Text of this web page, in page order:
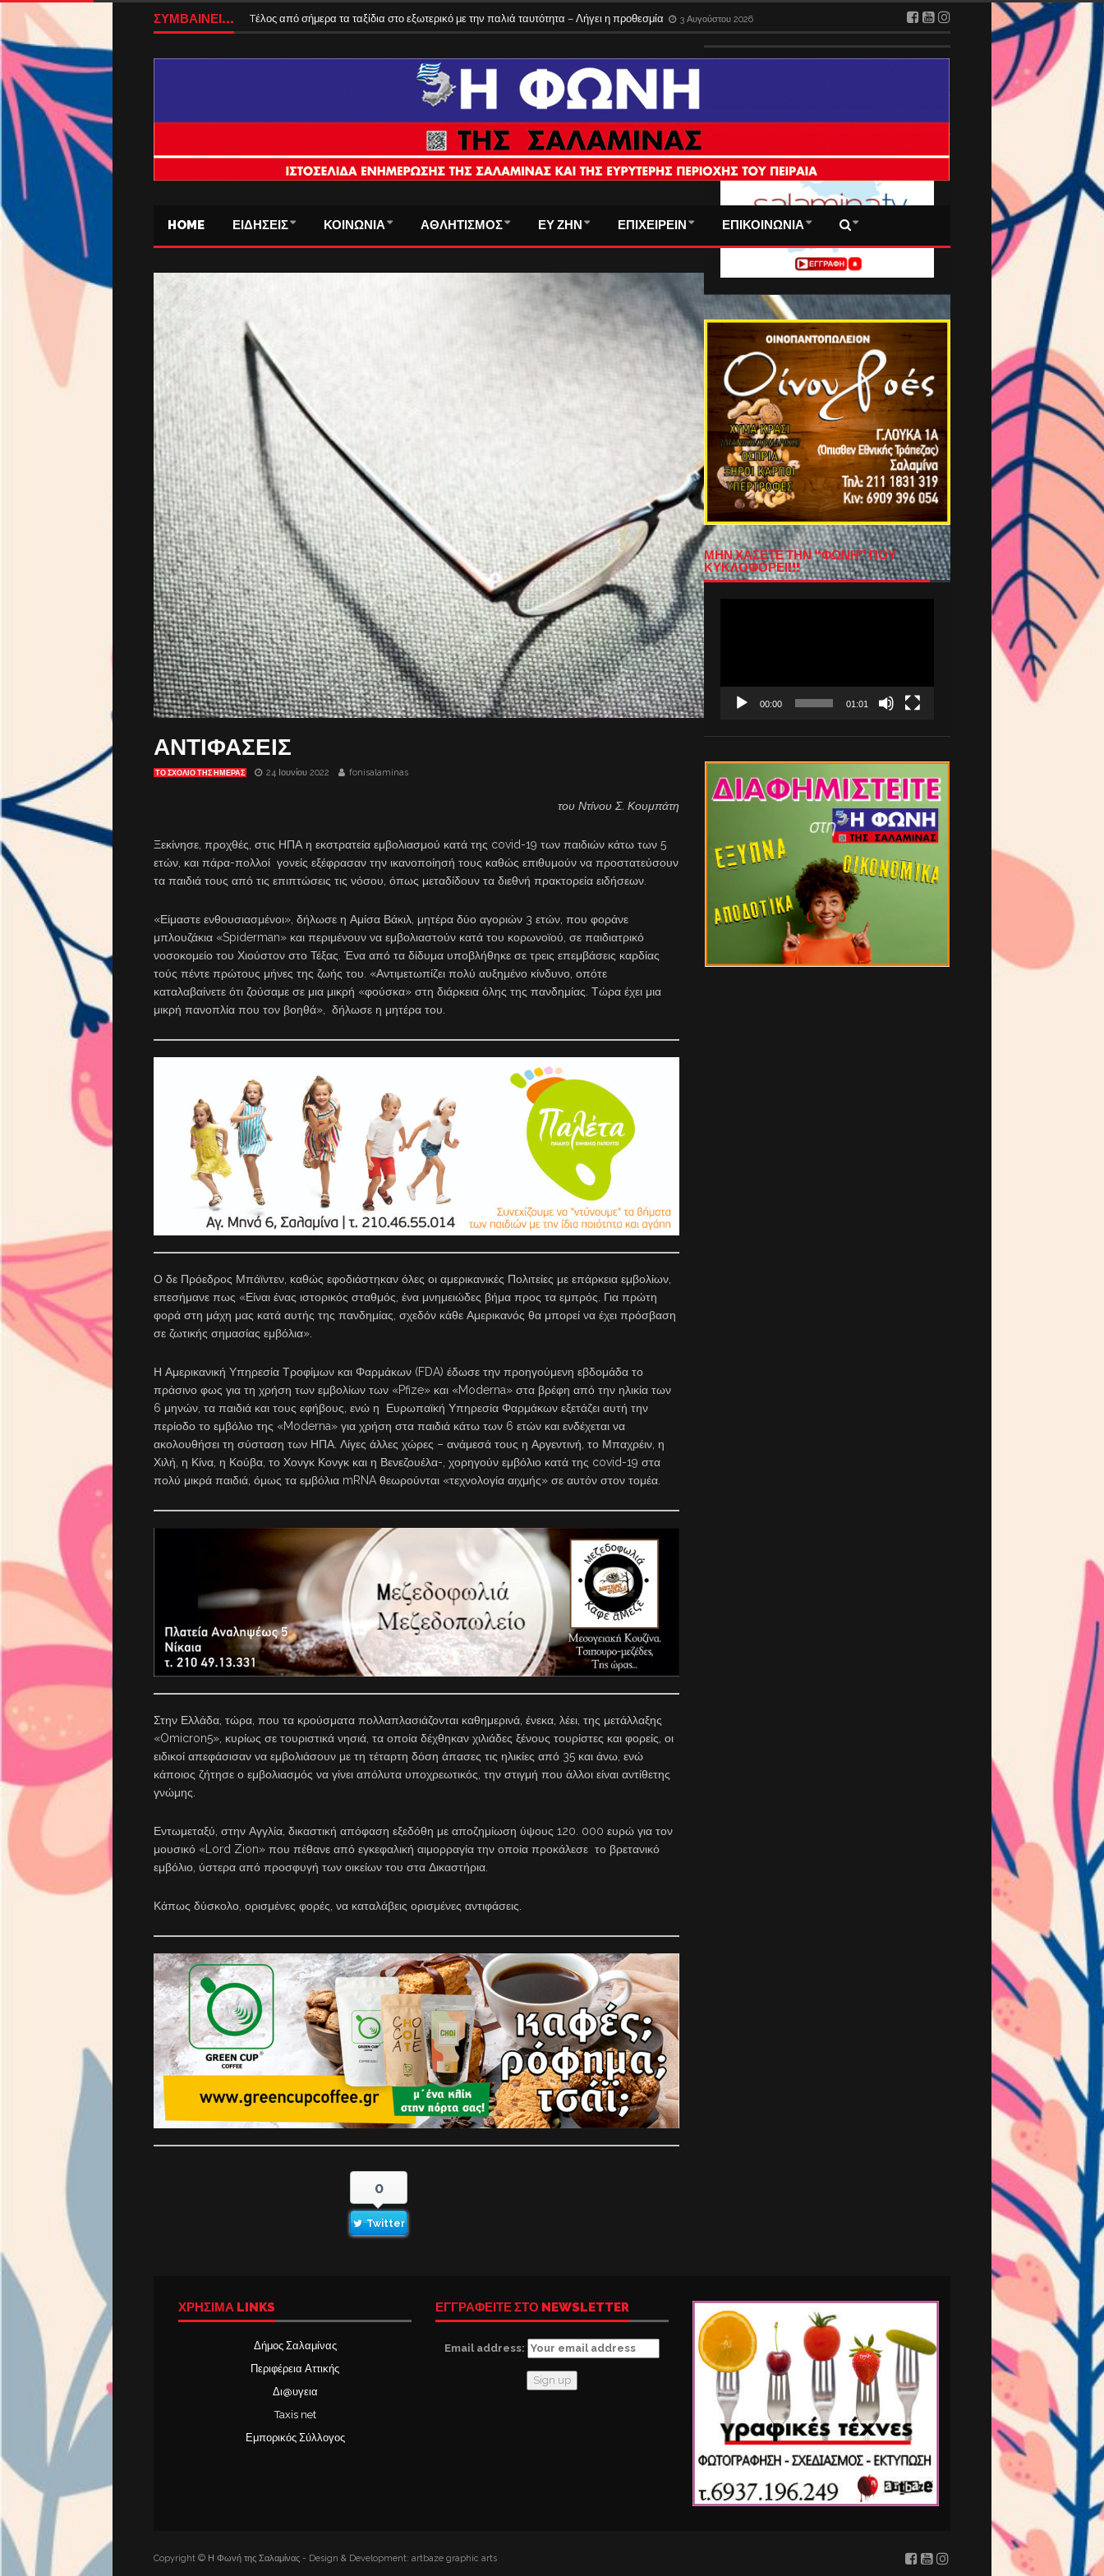
ΣΥΜΒΑΙΝΕΙ... Tέλος από σήμερα τα ταξίδια στο εξωτερικό με την παλιά ταυτότητα – Λήγει η προθεσμία 3 Αυγούστου 2026
HOME ΕΙΔΗΣΕΙΣ ΚΟΙΝΩΝΙΑ ΑΘΛΗΤΙΣΜΟΣ ΕΥ ΖΗΝ ΕΠΙΧΕΙΡΕΙΝ ΕΠΙΚΟΙΝΩΝΙΑ
ΑΝΤΙΦΑΣΕΙΣ
ΤΟ ΣΧΌΛΙΟ ΤΗΣ ΗΜΈΡΑΣ 24 Ιουνίου 2022 fonisalaminas
του Ντίνου Σ. Κουμπάτη
Ξεκίνησε, προχθές, στις ΗΠΑ η εκστρατεία εμβολιασμού κατά της covid-19 των παιδιών κάτω των 5
ετών, και πάρα-πολλοί γονείς εξέφρασαν την ικανοποίησή τους καθώς επιθυμούν να προστατεύσουν
τα παιδιά τους από τις επιπτώσεις τις νόσου, όπως μεταδίδουν τα διεθνή πρακτορεία ειδήσεων.
«Είμαστε ενθουσιασμένοι», δήλωσε η Αμίσα Βάκιλ, μητέρα δύο αγοριών 3 ετών, που φοράνε
μπλουζάκια «Spiderman» και περιμένουν να εμβολιαστούν κατά του κορωνοϊού, σε παιδιατρικό
νοσοκομείο του Χιούστον στο Τέξας. Ένα από τα δίδυμα υποβλήθηκε σε τρεις επεμβάσεις καρδίας
τούς πέντε πρώτους μήνες της ζωής του. «Αντιμετωπίζει πολύ αυξημένο κίνδυνο, οπότε
καταλαβαίνετε ότι ζούσαμε σε μια μικρή «φούσκα» στη διάρκεια όλης της πανδημίας. Τώρα έχει μια
μικρή πανοπλία που τον βοηθά», δήλωσε η μητέρα του.
Ο δε Πρόεδρος Μπάϊντεν, καθώς εφοδιάστηκαν όλες οι αμερικανικές Πολιτείες με επάρκεια εμβολίων,
επεσήμανε πως «Είναι ένας ιστορικός σταθμός, ένα μνημειώδες βήμα προς τα εμπρός. Για πρώτη
φορά στη μάχη μας κατά αυτής της πανδημίας, σχεδόν κάθε Αμερικανός θα μπορεί να έχει πρόσβαση
σε ζωτικής σημασίας εμβόλια».
Η Αμερικανική Υπηρεσία Τροφίμων και Φαρμάκων (FDA) έδωσε την προηγούμενη εβδομάδα το
πράσινο φως για τη χρήση των εμβολίων των «Pfize» και «Moderna» στα βρέφη από την ηλικία των
6 μηνών, τα παιδιά και τους εφήβους, ενώ η Ευρωπαϊκή Υπηρεσία Φαρμάκων εξετάζει αυτή την
περίοδο το εμβόλιο της «Moderna» για χρήση στα παιδιά κάτω των 6 ετών και ενδέχεται να
ακολουθήσει τη σύσταση των ΗΠΑ. Λίγες άλλες χώρες – ανάμεσά τους η Αργεντινή, το Μπαχρέιν, η
Χιλή, η Κίνα, η Κούβα, το Χονγκ Κονγκ και η Βενεζουέλα-, χορηγούν εμβόλιο κατά της covid-19 στα
πολύ μικρά παιδιά, όμως τα εμβόλια mRNA θεωρούνται «τεχνολογία αιχμής» σε αυτόν στον τομέα.
Στην Ελλάδα, τώρα, που τα κρούσματα πολλαπλασιάζονται καθημερινά, ένεκα, λέει, της μετάλλαξης
«Omicron5», κυρίως σε τουριστικά νησιά, τα οποία δέχθηκαν χιλιάδες ξένους τουρίστες και φορείς, οι
ειδικοί απεφάσισαν να εμβολιάσουν με τη τέταρτη δόση άπασες τις ηλικίες από 35 και άνω, ενώ
κάποιος ζήτησε ο εμβολιασμός να γίνει απόλυτα υποχρεωτικός, την στιγμή που άλλοι είναι αντίθετης
γνώμης.
Εντωμεταξύ, στην Αγγλία, δικαστική απόφαση εξεδόθη με αποζημίωση ύψους 120. 000 ευρώ για τον
μουσικό «Lord Zion» που πέθανε από εγκεφαλική αιμορραγία την οποία προκάλεσε το βρετανικό
εμβόλιο, ύστερα από προσφυγή των οικείων του στα Δικαστήρια.
Κάπως δύσκολο, ορισμένες φορές, να καταλάβεις ορισμένες αντιφάσεις.
0
Twitter
ΜΗΝ ΧΑΣΕΤΕ ΤΗΝ “ΦΩΝΗ” ΠΟΥ
ΚΥΚΛΟΦΟΡΕΙ!!!
00:00 01:01
ΧΡΉΣΙΜΑ LINKS
Δήμος Σαλαμίνας
Περιφέρεια Αττικής
Δι@υγεια
Taxis net
Εμπορικός Σύλλογος
ΕΓΓΡΑΦΕΙΤΕ ΣΤΟ NEWSLETTER
Email address:
Copyright © Η Φωνή της Σαλαμίνας - Design & Development: artbaze graphic arts